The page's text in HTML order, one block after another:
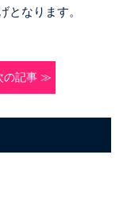
となります。
の記事 ≫